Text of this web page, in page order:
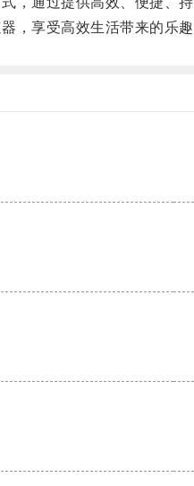
享受高效生活带来的乐趣